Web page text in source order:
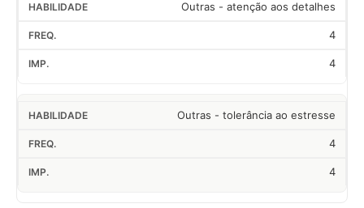
Outras - atenção aos detalhes
4
4
Outras - tolerância ao estresse
4
4